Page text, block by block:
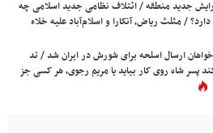
جدید منطقه / ائتلاف نظامی جدید اسلامی چه
/ مثلث ریاض، آنکارا و اسلام‌آباد علیه خلاء
خواهان ارسال اسلحه برای شورش در ایران شد / تد
پسر شاه روی کار بیاید یا مریم رجوی، هر کسی جز